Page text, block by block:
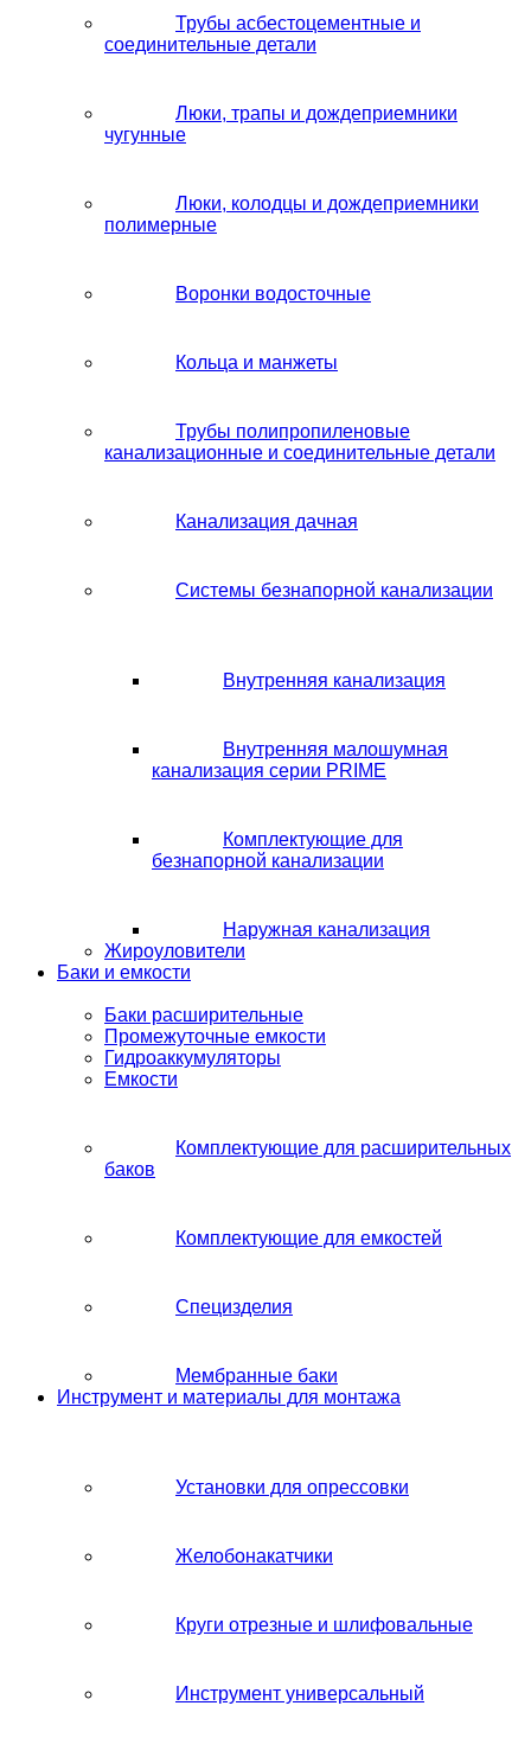
Трубы асбестоцементные и
соединительные детали
Люки, трапы и дождеприемники
чугунные
Люки, колодцы и дождеприемники
полимерные
Воронки водосточные
Кольца и манжеты
Трубы полипропиленовые
канализационные и соединительные детали
Канализация дачная
Системы безнапорной канализации
Внутренняя канализация
Внутренняя малошумная
канализация серии PRIME
Комплектующие для
безнапорной канализации
Наружная канализация
Жироуловители
Баки и емкости
Баки расширительные
Промежуточные емкости
Гидроаккумуляторы
Емкости
Комплектующие для расширительных
баков
Комплектующие для емкостей
Специзделия
Мембранные баки
Инструмент и материалы для монтажа
Установки для опрессовки
Желобонакатчики
Круги отрезные и шлифовальные
Инструмент универсальный